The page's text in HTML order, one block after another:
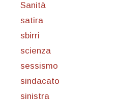
Sanità
satira
sbirri
scienza
sessismo
sindacato
sinistra